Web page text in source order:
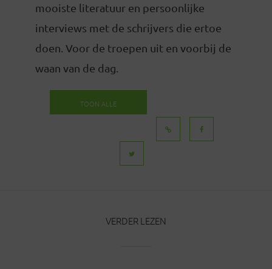
mooiste literatuur en persoonlijke
interviews met de schrijvers die ertoe
doen. Voor de troepen uit en voorbij de
waan van de dag.
TOON ALLE
VERDER LEZEN